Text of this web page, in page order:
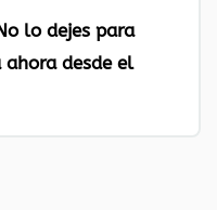
lo dejes para
desde el